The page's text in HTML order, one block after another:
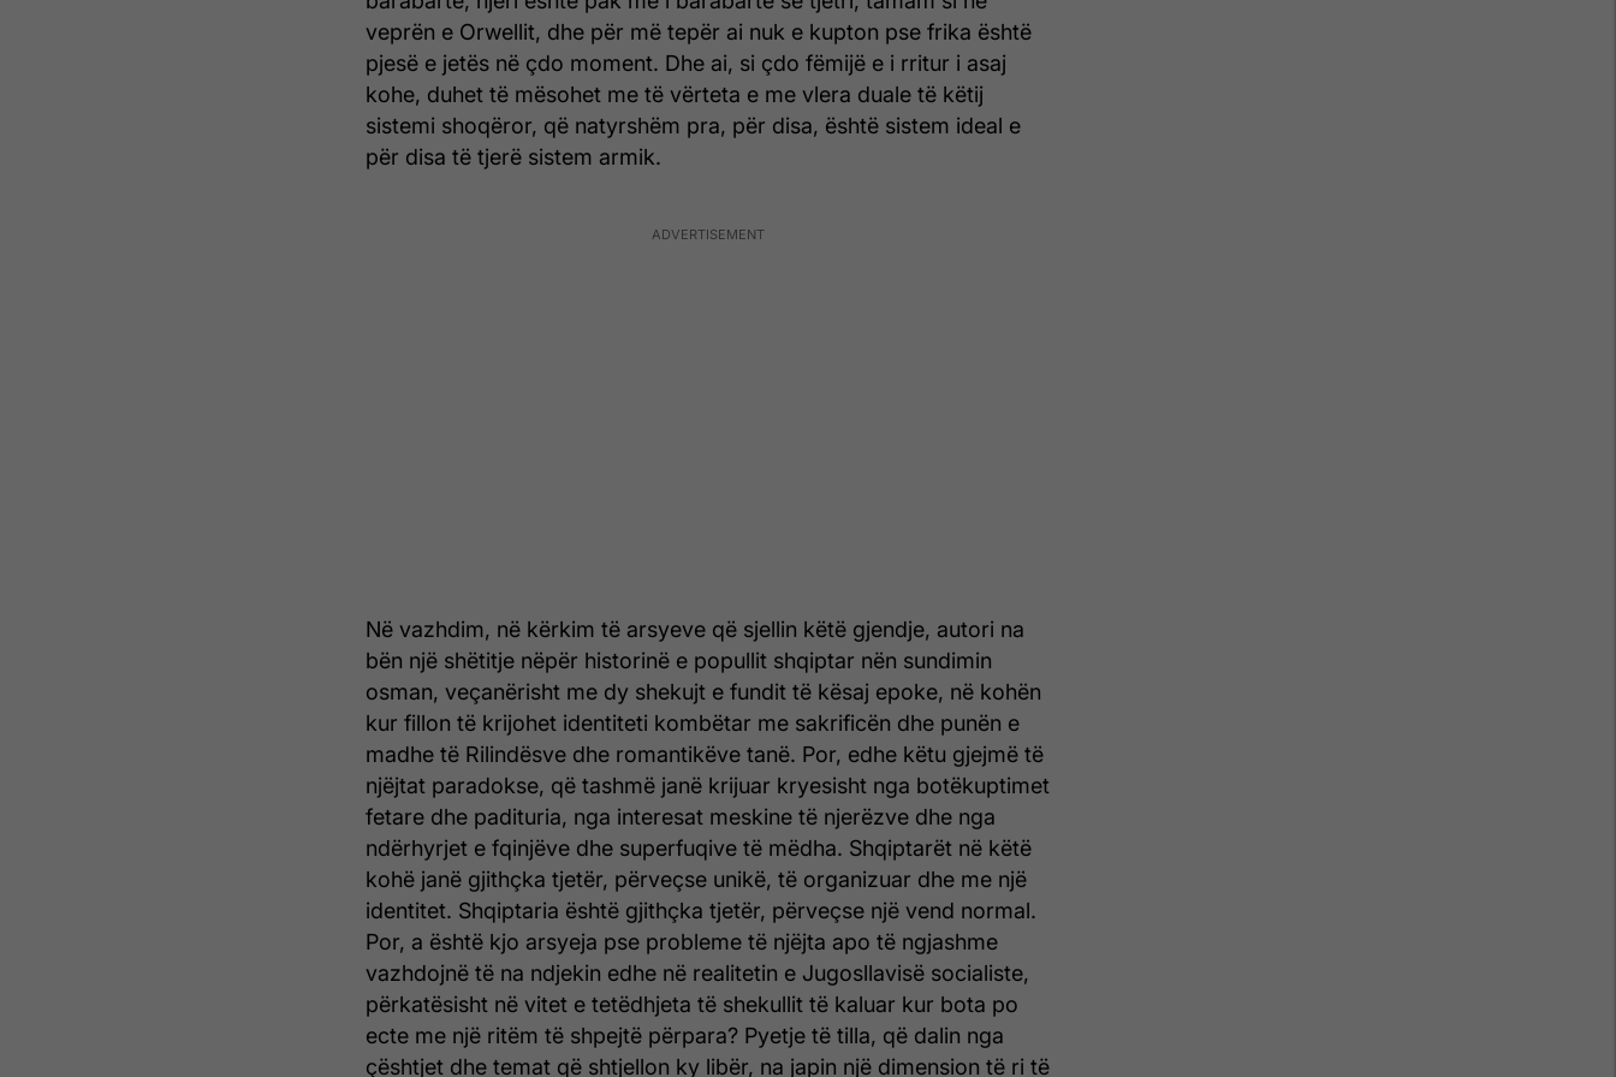
veprën e Orwellit, dhe për më tepër ai nuk e kupton pse frika është
pjesë e jetës në çdo moment. Dhe ai, si çdo fëmijë e i rritur i asaj
kohe, duhet të mësohet me të vërteta e me vlera duale të këtij
sistemi shoqëror, që natyrshëm pra, për disa, është sistem ideal e
për disa të tjerë sistem armik.
Në vazhdim, në kërkim të arsyeve që sjellin këtë gjendje, autori na
bën një shëtitje nëpër historinë e popullit shqiptar nën sundimin
osman, veçanërisht me dy shekujt e fundit të kësaj epoke, në kohën
kur fillon të krijohet identiteti kombëtar me sakrificën dhe punën e
madhe të Rilindësve dhe romantikëve tanë. Por, edhe këtu gjejmë të
njëjtat paradokse, që tashmë janë krijuar kryesisht nga botëkuptimet
fetare dhe padituria, nga interesat meskine të njerëzve dhe nga
ndërhyrjet e fqinjëve dhe superfuqive të mëdha. Shqiptarët në këtë
kohë janë gjithçka tjetër, përveçse unikë, të organizuar dhe me një
identitet. Shqiptaria është gjithçka tjetër, përveçse një vend normal.
Por, a është kjo arsyeja pse probleme të njëjta apo të ngjashme
vazhdojnë të na ndjekin edhe në realitetin e Jugosllavisë socialiste,
përkatësisht në vitet e tetëdhjeta të shekullit të kaluar kur bota po
ecte me një ritëm të shpejtë përpara? Pyetje të tilla, që dalin nga
çështjet dhe temat që shtjellon ky libër, na japin një dimension të ri të